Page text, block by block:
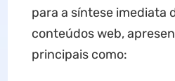
para a síntese imediata
conteúdos web,
principais como: